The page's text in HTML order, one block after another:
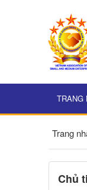
TRANG
Trang
Chủ